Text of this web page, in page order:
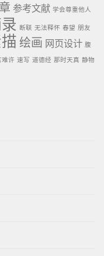
参考文献 学会尊重他人
断联 无法释怀 春望 朋友
绘画 网页设计 腹
难许 速写 道德经 那时天真 静物